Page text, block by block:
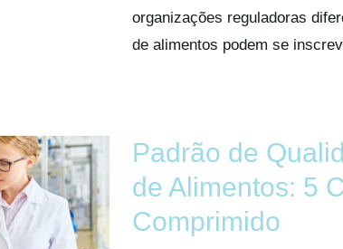
organizações reguladoras
de alimentos podem se
Padrão de
de Alimentos: 5
Comprimido